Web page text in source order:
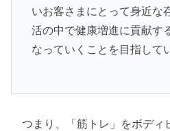
いお客さまにとって身近な
活の中で健康増進に貢献す
なっていくことを目指して
つまり、「筋トレ」をボディ